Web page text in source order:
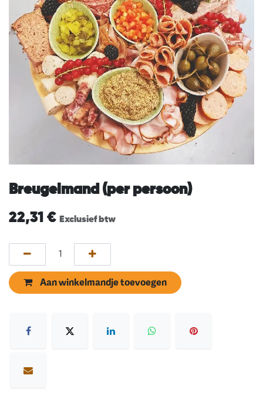
Breugelmand (per persoon)
22,31 € Exclusief btw
Aan winkelmandje toevoegen